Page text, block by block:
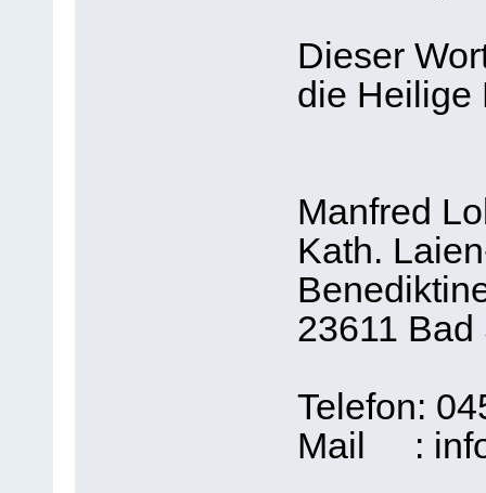
Dieser
die Heilige
Manfred
Kath.
23611
Telefon:
Mail :